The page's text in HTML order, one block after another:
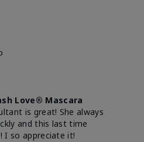
Love® Mascara
is great! She always
and this last time
I so appreciate it!